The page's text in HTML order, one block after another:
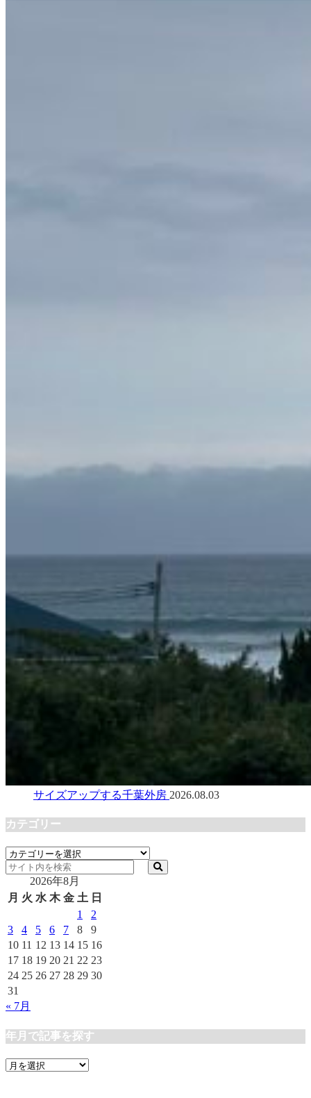
サイズアップする千葉外房 2026.08.03
カテゴリー
カ
テ
リ
2026年8月
月 火 水 木 金 土 日
1
2
3
4 5 6 7 8
9
10 11 12 13 14 15 16
17 18 19 20 21 22 23
24 25 26 27 28 29 30
31
« 7月
年月で記事を探す
年